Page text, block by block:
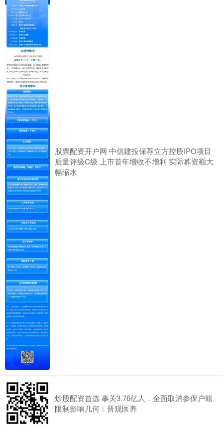
股票配资开户网 中信建投保荐立方控股IPO项目
质量评级C级 上市首年增收不增利 实际募资额大
幅缩水
炒股配资首选 事关3.76亿人，全面取消参保户籍
限制影响几何︱晋观医养